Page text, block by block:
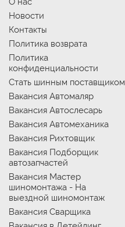
Новости
Контакты
Политика возврата
Политика
конфиденциальности
Стать шинным поставщиком
Вакансия Автомаляр
Вакансия Автослесарь
Вакансия Автомеханика
Вакансия Рихтовщик
Вакансия Подборщик
автозапчастей
Вакансия Мастер
шиномонтажа - На
выездной шиномонтаж
Вакансия Сварщика